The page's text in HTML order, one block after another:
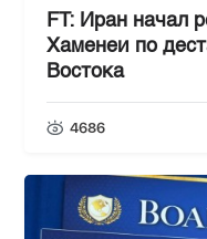
FT: Иран начал
Хаменеи по
Востока
4686